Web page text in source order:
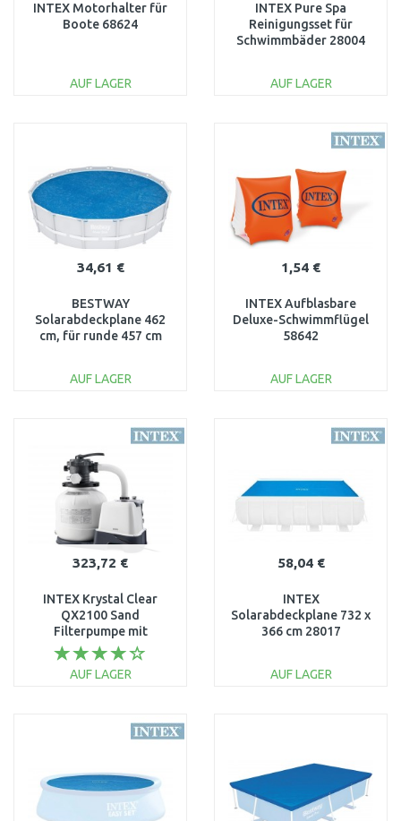
INTEX Motorhalter für
Boote 68624
AUF LAGER
INTEX Pure Spa
Reinigungsset für
Schwimmbäder 28004
AUF LAGER
34,61 €
BESTWAY
Solarabdeckplane 462
cm, für runde 457 cm
AUF LAGER
Vergleichen
1,54 €
INTEX Aufblasbare
Deluxe-Schwimmflügel
58642
AUF LAGER
323,72 €
INTEX Krystal Clear
QX2100 Sand
Filterpumpe mit
chlorinator 6 m3/h
26676
AUF LAGER
58,04 €
INTEX
Solarabdeckplane 732 x
366 cm 28017
AUF LAGER